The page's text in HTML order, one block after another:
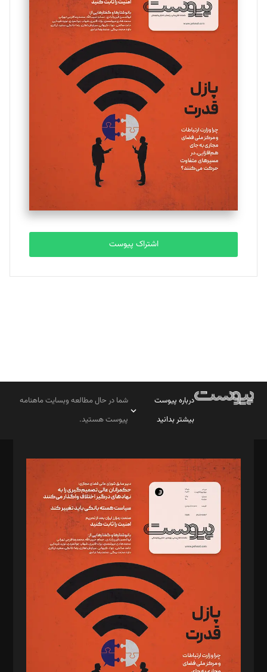
مینا پاکدل
یسنا امان‌پور
تحریریه
ملینا جعفری
تحریریه
مصطفی مسجدی آرانی
تحریریه
بابک نقاش
تحریریه
اشتراک پیوست
درباره پیوست
بیشتر بدانید
شما در حال مطالعه وبسایت ماهنامه
پیوست هستید.
مدیر مسئول: محمدباقر اثنی‌عشری
سردبیر: مهرک محمودی
دبیر تحریریه: میثم قاسمی
د‌بیر ناداستان: سمانه سمیع
د‌بیر خدمت و تجارت: ابوالفضل رجبی
د‌بیر حقوق فناوری: حسام‌الدین ایپکچی
د‌بیر پیوست جهان: مینا پاکدل
د‌بیر تحریریه آنلاین: بابک نقاش
تحریریه‌: مجتبی محمود‌ی، آرش برهمند، یسنا امان‌پور، سروش کرمیان،
مصطفی مسجدی آرانی، ابوالفضل رجبی، زهرا فکرانه، فائزه فتحی
رستمی،مصطفی باستان
ویرایش: نگار استاد‌‌آقا
طراح یونیفرم: مجید توکلی